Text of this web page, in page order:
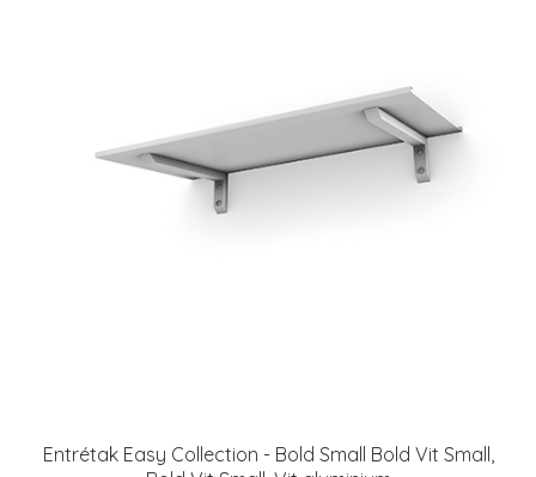
Entrétak Easy Collection - Bold Small Bold Vit Small,